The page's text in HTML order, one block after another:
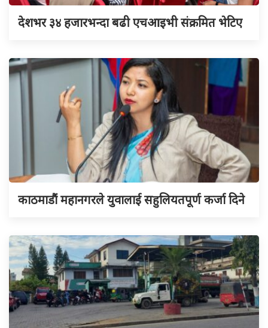
देशभर ३४ हजारभन्दा बढी एचआइभी संक्रमित भेटिए
काठमाडौं महानगरले युवालाई सहुलियतपूर्ण कर्जा दिने